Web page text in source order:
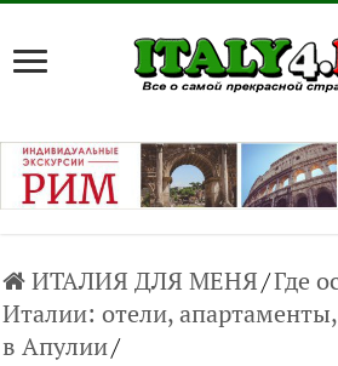
ИТАЛИЯ ДЛЯ МЕНЯ/Где
Италии: отели,
в Апулии/